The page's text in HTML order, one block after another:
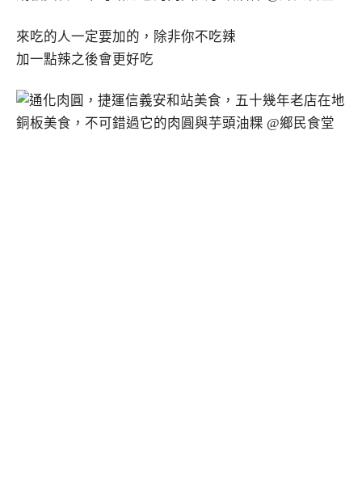
來吃的人一定要加的，除非你不吃辣
加一點辣之後會更好吃